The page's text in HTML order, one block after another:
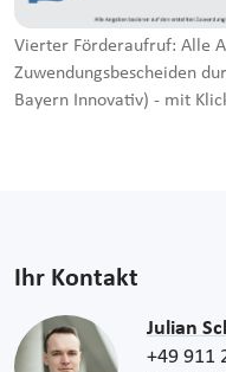
Vierter Förderaufruf: Alle
Zuwendungsbescheiden
Bayern Innovativ) - mit
Ihr Kontakt
Julian
+49 911